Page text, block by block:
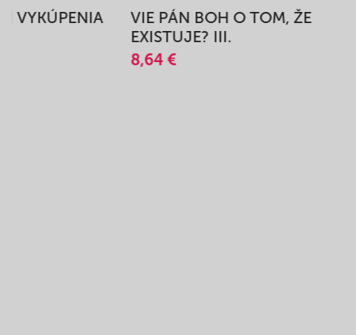
VYKÚPENIA
VIE PÁN BOH O TOM, ŽE
EXISTUJE? III.
8,64 €